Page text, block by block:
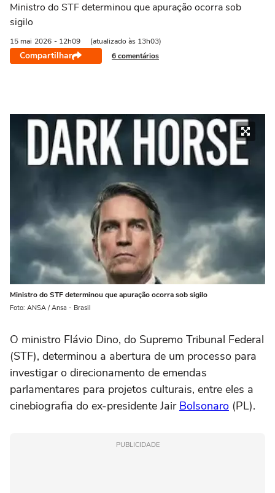
Ministro do STF determinou que apuração ocorra sob
sigilo
15 mai 2026 - 12h09 (atualizado às 13h03)
Compartilhar 6 comentários
Ministro do STF determinou que apuração ocorra sob sigilo
Foto: ANSA / Ansa - Brasil
O ministro Flávio Dino, do Supremo Tribunal Federal
(STF), determinou a abertura de um processo para
investigar o direcionamento de emendas
parlamentares para projetos culturais, entre eles a
cinebiografia do ex-presidente Jair Bolsonaro (PL).
PUBLICIDADE